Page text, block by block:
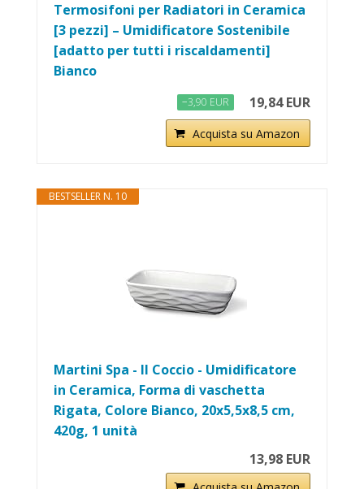
Termosifoni per Radiatori in Ceramica
[3 pezzi] – Umidificatore Sostenibile
[adatto per tutti i riscaldamenti]
Bianco
−3,90 EUR 19,84 EUR
Acquista su Amazon
BESTSELLER N. 10
Martini Spa - Il Coccio - Umidificatore
in Ceramica, Forma di vaschetta
Rigata, Colore Bianco, 20x5,5x8,5 cm,
420g, 1 unità
13,98 EUR